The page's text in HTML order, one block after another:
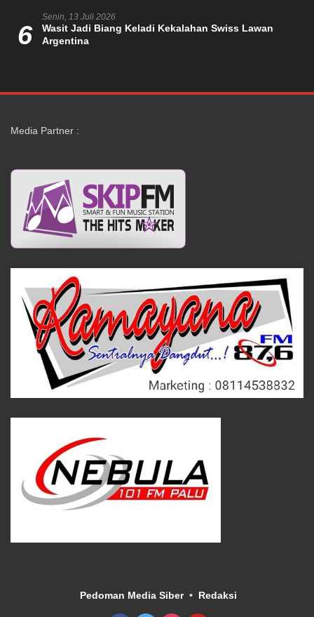
6
Senin, 13 Juli 2026
Wasit Jadi Biang Keladi Kekalahan Swiss Lawan
Argentina
Media Partner :
Pedoman Media Siber Redaksi